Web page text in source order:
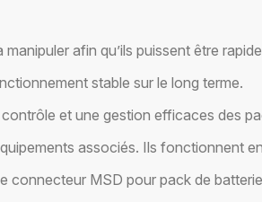
afin qu’ils puissent être
stable sur le long terme.
et une gestion efficaces des
associés. Ils fonctionnent
MSD pour pack de